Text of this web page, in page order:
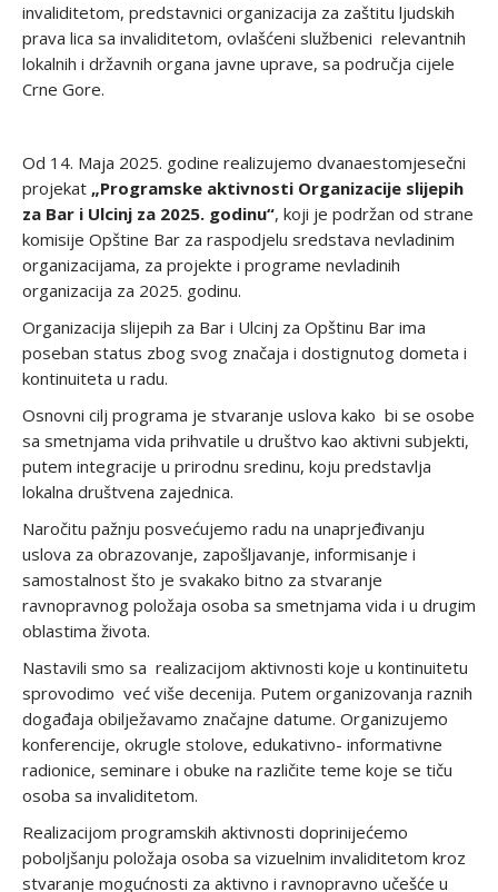
invaliditetom, predstavnici organizacija za zaštitu ljudskih
prava lica sa invaliditetom, ovlašćeni službenici relevantnih
lokalnih i državnih organa javne uprave, sa područja cijele
Crne Gore.
Od 14. Maja 2025. godine realizujemo dvanaestomjesečni
projekat „Programske aktivnosti Organizacije slijepih
za Bar i Ulcinj za 2025. godinu“, koji je podržan od strane
komisije Opštine Bar za raspodjelu sredstava nevladinim
organizacijama, za projekte i programe nevladinih
organizacija za 2025. godinu.
Organizacija slijepih za Bar i Ulcinj za Opštinu Bar ima
poseban status zbog svog značaja i dostignutog dometa i
kontinuiteta u radu.
Osnovni cilj programa je stvaranje uslova kako bi se osobe
sa smetnjama vida prihvatile u društvo kao aktivni subjekti,
putem integracije u prirodnu sredinu, koju predstavlja
lokalna društvena zajednica.
Naročitu pažnju posvećujemo radu na unaprjeđivanju
uslova za obrazovanje, zapošljavanje, informisanje i
samostalnost što je svakako bitno za stvaranje
ravnopravnog položaja osoba sa smetnjama vida i u drugim
oblastima života.
Nastavili smo sa realizacijom aktivnosti koje u kontinuitetu
sprovodimo već više decenija. Putem organizovanja raznih
događaja obilježavamo značajne datume. Organizujemo
konferencije, okrugle stolove, edukativno- informativne
radionice, seminare i obuke na različite teme koje se tiču
osoba sa invaliditetom.
Realizacijom programskih aktivnosti doprinijećemo
poboljšanju položaja osoba sa vizuelnim invaliditetom kroz
stvaranje mogućnosti za aktivno i ravnopravno učešće u